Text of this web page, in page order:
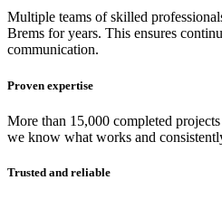
Multiple teams of skilled
Brems for years. This ensures
communication.
Proven expertise
More than 15,000 completed
we know what works and
Trusted and reliable